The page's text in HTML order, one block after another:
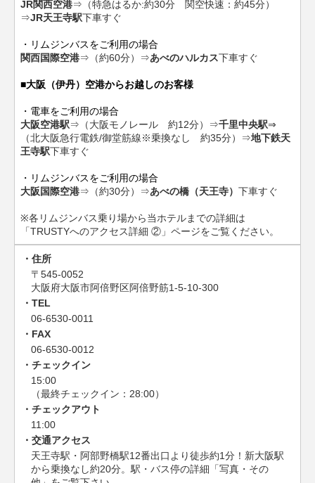
JR関西空港⇒（特急はるか:約30分 関空快速：約45分）
⇒JR天王寺駅下車すぐ
・リムジンバスをご利用の場合
関西国際空港⇒（約60分）⇒あべのハルカス下車すぐ
■大阪（伊丹）空港からお越しのお客様
・電車をご利用の場合
大阪空港駅⇒（大阪モノレール 約12分）⇒千里中央駅⇒
（北大阪急行電鉄/御堂筋線※乗換なし 約35分）⇒地下鉄天
王寺駅下車すぐ
・リムジンバスをご利用の場合
大阪国際空港⇒（約30分）⇒あべの橋（天王寺）下車すぐ
※各リムジンバス乗り場から当ホテルまでの詳細は
「TRUSTYへのアクセス詳細 ②」ページをご覧ください。
住所
〒545-0052
大阪府大阪市阿倍野区阿倍野筋1-5-10-300
TEL
06-6530-0011
FAX
06-6530-0012
チェックイン
15:00
（最終チェックイン：28:00）
チェックアウト
11:00
交通アクセス
天王寺駅・阿部野橋駅12番出口より徒歩約1分！新大阪駅
から乗換なし約20分。駅・バス停の詳細「写真・その